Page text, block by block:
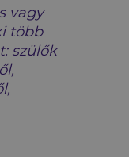
vagy
több
szülők